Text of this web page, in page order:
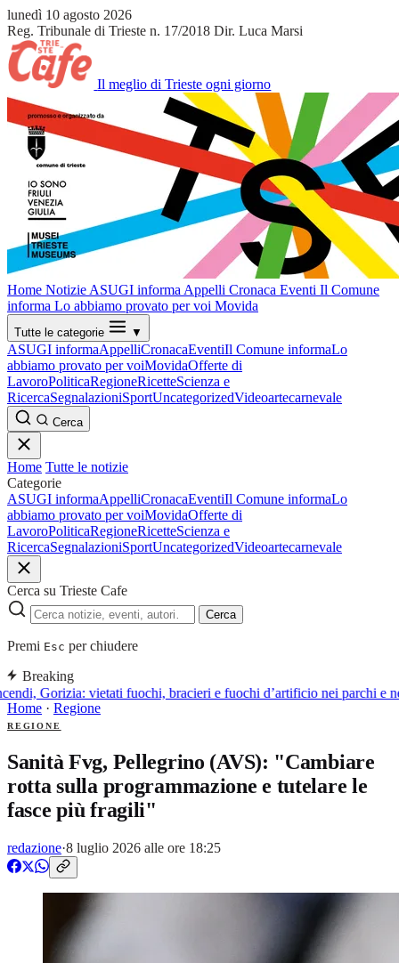
lunedì 10 agosto 2026
Reg. Tribunale di Trieste n. 17/2018 Dir. Luca Marsi
Il meglio di Trieste ogni giorno
Home Notizie ASUGI informa Appelli Cronaca Eventi Il Comune
informa Lo abbiamo provato per voi Movida
Tutte le categorie ▼
ASUGI informaAppelliCronacaEventiIl Comune informaLo
abbiamo provato per voiMovidaOfferte di
LavoroPoliticaRegioneRicetteScienza e
RicercaSegnalazioniSportUncategorizedVideoartecarnevale
Cerca
Home Tutte le notizie
Categorie
ASUGI informaAppelliCronacaEventiIl Comune informaLo
abbiamo provato per voiMovidaOfferte di
LavoroPoliticaRegioneRicetteScienza e
RicercaSegnalazioniSportUncategorizedVideoartecarnevale
Cerca su Trieste Cafe
Cerca
Premi Esc per chiudere
Breaking
Gorizia: vietati fuochi, bracieri e fuochi d’artificio nei parchi e
Home · Regione
REGIONE
Sanità Fvg, Pellegrino (AVS): "Cambiare
rotta sulla programmazione e tutelare le
fasce più fragili"
redazione·8 luglio 2026 alle ore 18:25